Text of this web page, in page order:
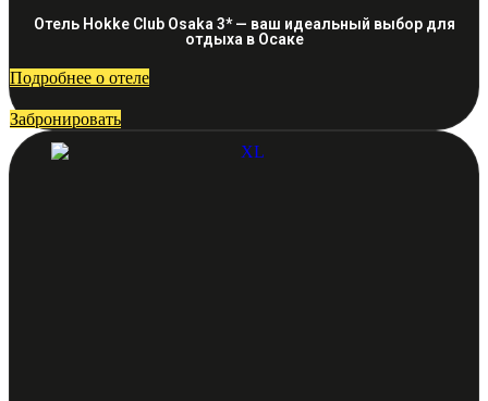
Отель Hokke Club Osaka 3* — ваш идеальный выбор для
отдыха в Осаке
Подробнее о отеле
Забронировать